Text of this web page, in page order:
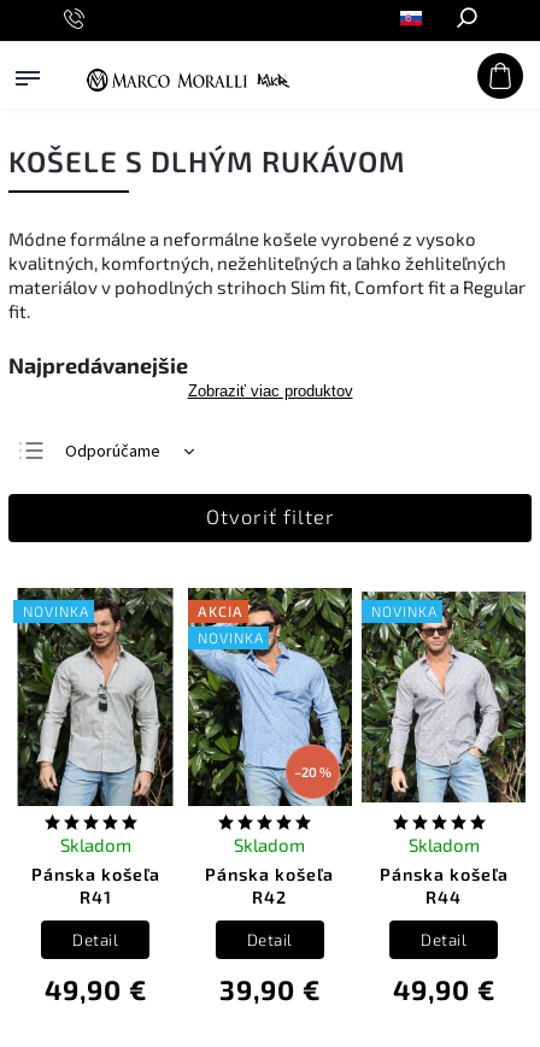
Hľadať
KOŠELE S DLHÝM RUKÁVOM
Módne formálne a neformálne košele vyrobené z vysoko
kvalitných, komfortných, nežehliteľných a ľahko žehliteľných
materiálov v pohodlných strihoch Slim fit, Comfort fit a Regular
fit.
Najpredávanejšie
Zobraziť viac produktov
Odporúčame
Najlacnejšie
Abecedne
Otvoriť filter
NOVINKA
Pánska košeľa
R41
Skladom
49,90 €
Detail
AKCIA
NOVINKA
–20 %
Pánska košeľa
R42
Skladom
39,90 €
Detail
NOVINKA
Pánska košeľa
R44
Skladom
49,90 €
Detail